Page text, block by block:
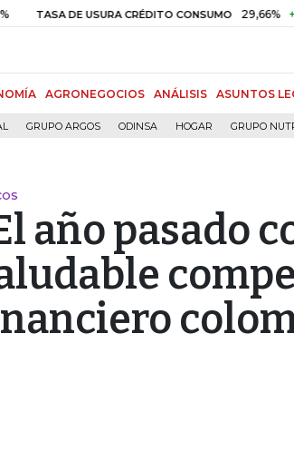
DE USURA CRÉDITO CONSUMO 29,66% +0,87%
AGRONEGOCIOS ANÁLISIS ASUNTOS
GRUPO ARGOS ODINSA HOGAR GRUPO
año pasado